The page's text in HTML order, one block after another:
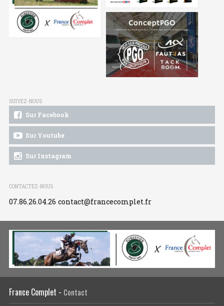
SUIVEZ-NOUS
Sur Facebook
Sur Youtube
Sur Instagram
CONTACTEZ-NOUS
07.86.26.04.26 contact@francecomplet.fr
France Complet - Contact